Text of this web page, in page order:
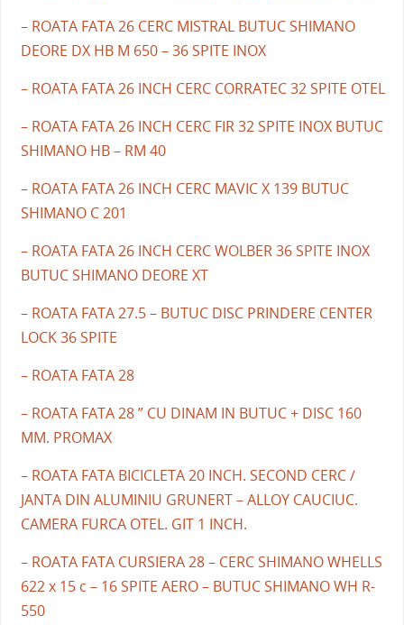
– ROATA FATA 26 CERC MISTRAL BUTUC SHIMANO
DEORE DX HB M 650 – 36 SPITE INOX
– ROATA FATA 26 INCH CERC CORRATEC 32 SPITE OTEL
– ROATA FATA 26 INCH CERC FIR 32 SPITE INOX BUTUC
SHIMANO HB – RM 40
– ROATA FATA 26 INCH CERC MAVIC X 139 BUTUC
SHIMANO C 201
– ROATA FATA 26 INCH CERC WOLBER 36 SPITE INOX
BUTUC SHIMANO DEORE XT
– ROATA FATA 27.5 – BUTUC DISC PRINDERE CENTER
LOCK 36 SPITE
– ROATA FATA 28
– ROATA FATA 28 ” CU DINAM IN BUTUC + DISC 160
MM. PROMAX
– ROATA FATA BICICLETA 20 INCH. SECOND CERC /
JANTA DIN ALUMINIU GRUNERT – ALLOY CAUCIUC.
CAMERA FURCA OTEL. GIT 1 INCH.
– ROATA FATA CURSIERA 28 – CERC SHIMANO WHELLS
622 x 15 c – 16 SPITE AERO – BUTUC SHIMANO WH R-
550